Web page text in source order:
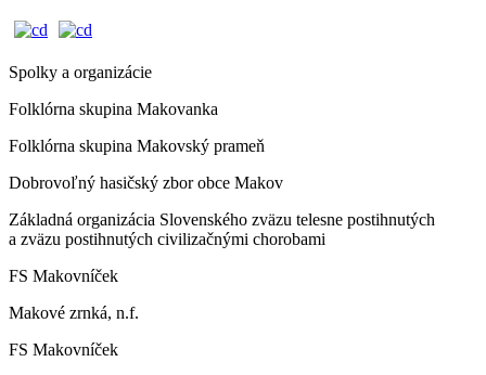
Spolky a organizácie
Folklórna skupina Makovanka
Folklórna skupina Makovský prameň
Dobrovoľný hasičský zbor obce Makov
Základná organizácia Slovenského zväzu telesne postihnutých
a zväzu postihnutých civilizačnými chorobami
FS Makovníček
Makové zrnká, n.f.
FS Makovníček